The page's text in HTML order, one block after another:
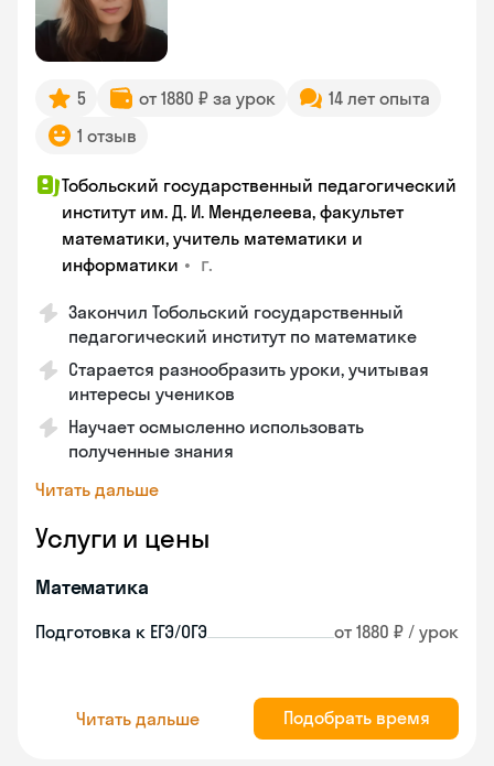
5 от 1880 ₽ за урок
14 лет опыта
1 отзыв
Тобольский государственный педагогический
институт им. Д. И. Менделеева, факультет
математики, учитель математики и
информатики • г.
Закончил Тобольский государственный
педагогический институт по математике
Старается разнообразить уроки, учитывая
интересы учеников
Научает осмысленно использовать
полученные знания
Читать дальше
Услуги и цены
Математика
Подготовка к ЕГЭ/ОГЭ от 1880 ₽ / урок
Читать дальше Подобрать время